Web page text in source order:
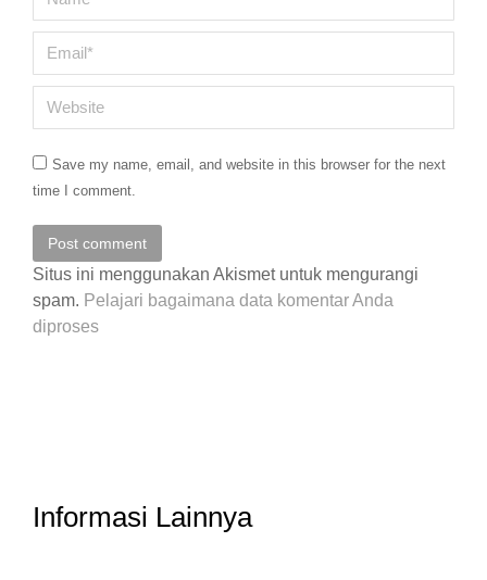
Email *
Website
Save my name, email, and website in this browser for the next
time I comment.
Post comment
Situs ini menggunakan Akismet untuk mengurangi
spam. Pelajari bagaimana data komentar Anda
diproses
Informasi Lainnya